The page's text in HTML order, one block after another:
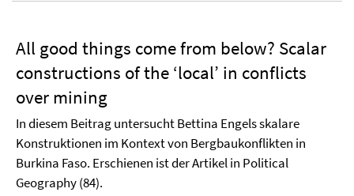
All good things come from below? Scalar
constructions of the ‘local’ in conflicts
over mining
In diesem Beitrag untersucht Bettina Engels skalare
Konstruktionen im Kontext von Bergbaukonflikten in
Burkina Faso. Erschienen ist der Artikel in Political
Geography (84).